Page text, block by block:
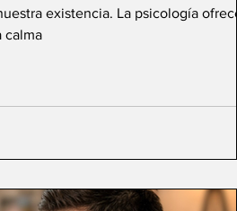
existencia. La psicología ofrece
calma